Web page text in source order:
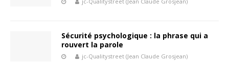
Sécurité psychologique : la phrase qui a
rouvert la parole
jc-Qualitystreet (Jean Claude Grosjean)